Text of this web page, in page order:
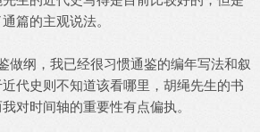
篇的主观说法。
做纲，我已经很习惯通鉴的编年写法和叙
代史则不知道该看哪里，胡绳先生的书
对时间轴的重要性有点偏执。